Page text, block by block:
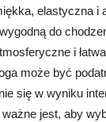
elastyczna i
do
i
może być
się w wyniku
jest, aby